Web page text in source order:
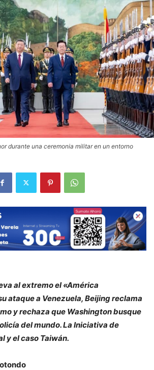
durante una ceremonia militar en un entorno
al extremo el «América
ataque a Venezuela, Beijing reclama
y rechaza que Washington busque
del mundo. La Iniciativa de
y el caso Taiwán.